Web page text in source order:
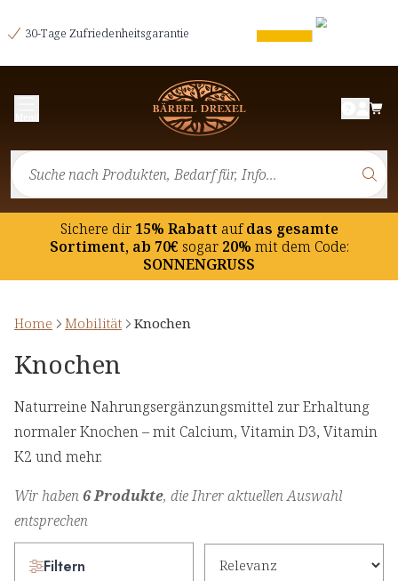
30-Tage Zufriedenheitsgarantie
Sichere dir15% Rabatt aufdas gesamte
Sortiment, ab 70€ sogar20% mit dem Code:
SONNENGRUSS
Home Mobilität Knochen
Knochen
Naturreine Nahrungsergänzungsmittel zur Erhaltung
normaler Knochen – mit Calcium, Vitamin D3, Vitamin
K2 und mehr.
Wir haben6 Produkte, die Ihrer aktuellen Auswahl
entsprechen
Filtern